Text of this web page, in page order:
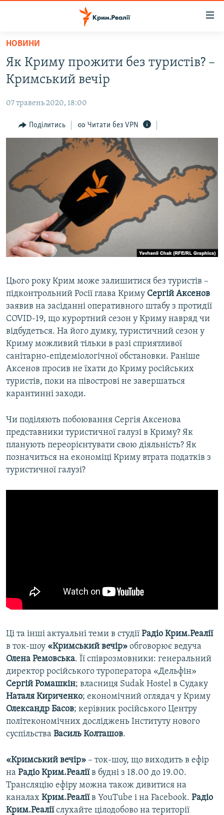
Перейти
основного
матеріалу
Перейти
до
навігації
Перейти
пошуку
ВОДА.КРИМ
ВІДЕО ТА ФОТО
ПОЛІТИКА
БЛОГИ
ІНТЕРВ'Ю
ВСЕ ЗА ДЕНЬ
СПЕЦПРОЕКТИ
ДЕПОРТАЦІЯ
ВІДЕОУРОКИ «ELIFBE»
СВІДЧЕННЯ ОКУПАЦІЇ
ІНФОГРАФІКА
ЯК ОБІЙТИ БЛОКУВАННЯ
Русский
Qırımtatar
ДОЛУЧАЙСЯ!
Усі сайти RFE/RL
НОВИНИ
Як Криму прожити без туристів? –
Кримський вечір
07 травень 2020, 18:00
Поділитись Читати без VPN
Цього року Крим може залишитися без туристів –
підконтрольний Росії глава Криму Сергій Аксенов
заявив на засіданні оперативного штабу з протидії
COVID-19, що курортний сезон у Криму навряд чи
відбудеться. На його думку, туристичний сезон у
Криму можливий тільки в разі сприятливої
санітарно-епідеміологічної обстановки. Раніше
Аксенов просив не їхати до Криму російських
туристів, поки на півострові не завершаться
карантинні заходи.
Чи поділяють побоювання Сергія Аксенова
представники туристичної галузі в Криму? Як
планують переорієнтувати свою діяльність? Як
позначиться на економіці Криму втрата податків з
туристичної галузі?
Ці та інші актуальні теми в студії Радіо Крим.Реалії
в ток-шоу «Кримський вечір» обговорює ведуча
Олена Ремовська. Її співрозмовники: генеральний
директор російського туроператора «Дельфін»
Сергій Ромашкін; власниця Sudak Hostel в Судаку
Наталя Кириченко; економічний оглядач у Криму
Олександр Басов; керівник російського Центру
політекономічних досліджень Інституту нового
суспільства Василь Колташов.
«Кримський вечір» – ток-шоу, що виходить в ефір
на Радіо Крим.Реаліїв будні з 18.00 до 19.00.
Трансляцію ефіру можна також дивитися на
каналах Крим.Реаліїв YouTube і на Facebook. Радіо
Крим.Реаліїслухайте цілодобово на території